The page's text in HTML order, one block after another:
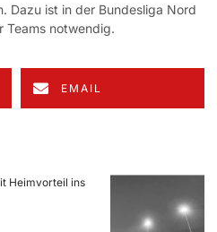
Dazu ist in der Bundesliga Nord
Teams notwendig.
EMAIL
Heimvorteil ins